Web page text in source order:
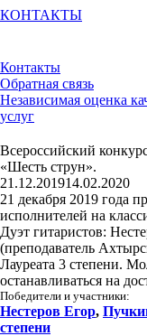
КОНТАКТЫ
Контакты
Обратная связь
Независимая оценка
услуг
Всероссийский
«Шесть струн».
21.12.201914.02.2020
21 декабря 2019 года
исполнителей на
Дуэт гитаристов:
(преподаватель
Лауреата 3 степени.
останавливаться на
Победители и участники:
Нестеров Егор,
степени